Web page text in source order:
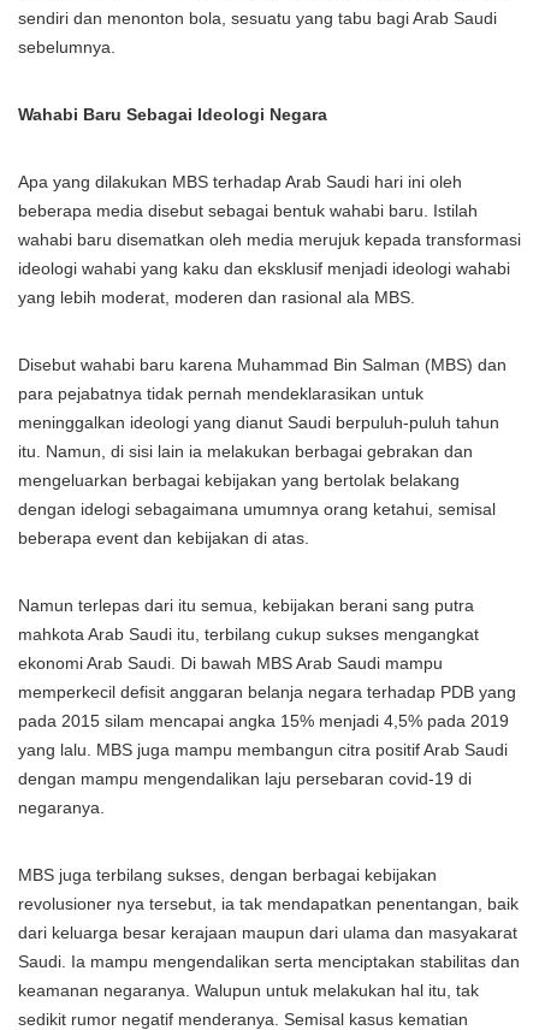
sendiri dan menonton bola, sesuatu yang tabu bagi Arab Saudi
sebelumnya.
Wahabi Baru Sebagai Ideologi Negara
Apa yang dilakukan MBS terhadap Arab Saudi hari ini oleh
beberapa media disebut sebagai bentuk wahabi baru. Istilah
wahabi baru disematkan oleh media merujuk kepada transformasi
ideologi wahabi yang kaku dan eksklusif menjadi ideologi wahabi
yang lebih moderat, moderen dan rasional ala MBS.
Disebut wahabi baru karena Muhammad Bin Salman (MBS) dan
para pejabatnya tidak pernah mendeklarasikan untuk
meninggalkan ideologi yang dianut Saudi berpuluh-puluh tahun
itu. Namun, di sisi lain ia melakukan berbagai gebrakan dan
mengeluarkan berbagai kebijakan yang bertolak belakang
dengan idelogi sebagaimana umumnya orang ketahui, semisal
beberapa event dan kebijakan di atas.
Namun terlepas dari itu semua, kebijakan berani sang putra
mahkota Arab Saudi itu, terbilang cukup sukses mengangkat
ekonomi Arab Saudi. Di bawah MBS Arab Saudi mampu
memperkecil defisit anggaran belanja negara terhadap PDB yang
pada 2015 silam mencapai angka 15% menjadi 4,5% pada 2019
yang lalu. MBS juga mampu membangun citra positif Arab Saudi
dengan mampu mengendalikan laju persebaran covid-19 di
negaranya.
MBS juga terbilang sukses, dengan berbagai kebijakan
revolusioner nya tersebut, ia tak mendapatkan penentangan, baik
dari keluarga besar kerajaan maupun dari ulama dan masyakarat
Saudi. Ia mampu mengendalikan serta menciptakan stabilitas dan
keamanan negaranya. Walupun untuk melakukan hal itu, tak
sedikit rumor negatif menderanya. Semisal kasus kematian